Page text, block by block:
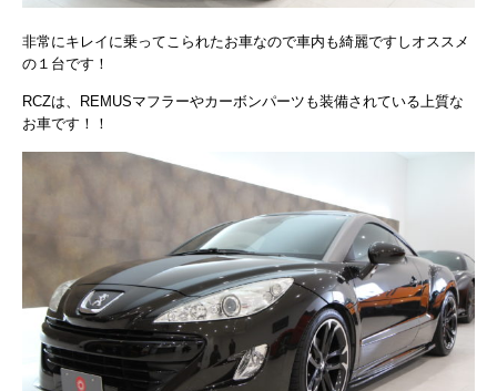
非常にキレイに乗ってこられたお車なので車内も綺麗ですしオススメ
の１台です！
RCZは、REMUSマフラーやカーボンパーツも装備されている上質な
お車です！！